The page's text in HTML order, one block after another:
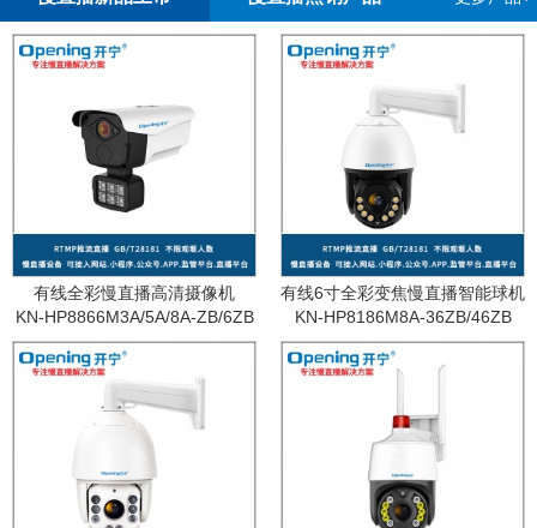
有线全彩慢直播高清摄像机
KN-HP8866M3A/5A/8A-ZB/6ZB
有线6寸全彩变焦慢直播智能球机
KN-HP8186M8A-36ZB/46ZB